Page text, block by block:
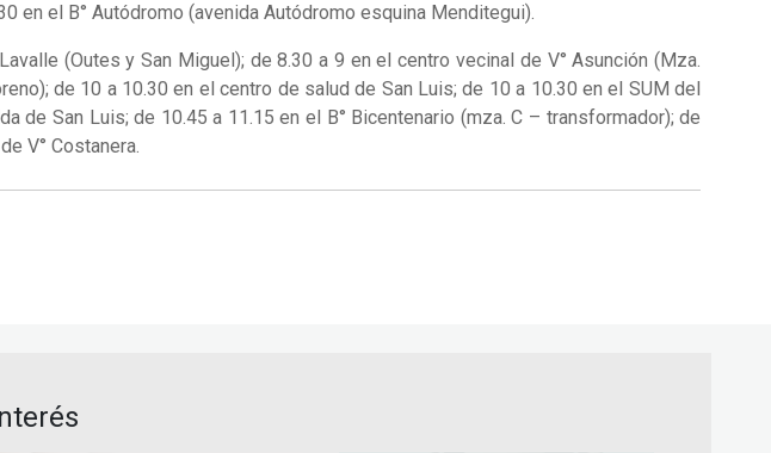
en el B° Autódromo (avenida Autódromo esquina Menditegui).
(Outes y San Miguel); de 8.30 a 9 en el centro vecinal de V° Asunción (Mza.
de 10 a 10.30 en el centro de salud de San Luis; de 10 a 10.30 en el SUM del
de San Luis; de 10.45 a 11.15 en el B° Bicentenario (mza. C – transformador); de
V° Costanera.